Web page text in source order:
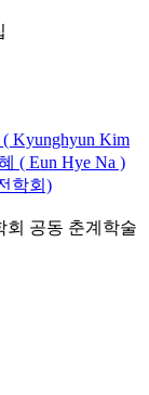
Kyunghyun Kim
( Eun Hye Na )
학회)
회 공동 춘계학술